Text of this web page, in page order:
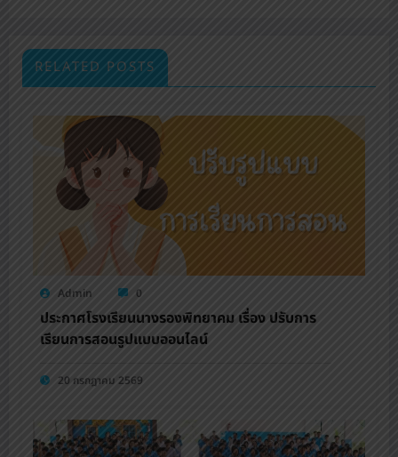
RELATED POSTS
Admin 0
ประกาศโรงเรียนนางรองพิทยาคม เรื่อง ปรับการ
เรียนการสอนรูปแบบออนไลน์
20 กรกฎาคม 2569